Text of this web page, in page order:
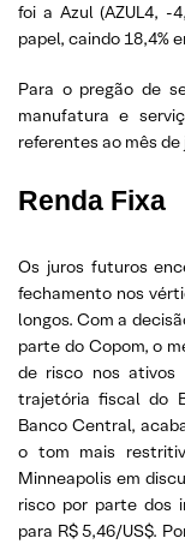
foi a Azul (AZUL4, -
papel, caindo 18,4%
Para o pregão de
manufatura e
referentes ao mês de
Renda Fixa
Os juros futuros
fechamento nos
longos. Com a
parte do Copom, o
de risco nos ativos
trajetória fiscal do
Banco Central,
o tom mais
Minneapolis em
risco por parte dos
para R$ 5,46/US$.